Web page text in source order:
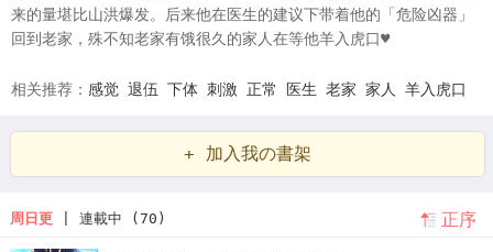
来的量堪比山洪爆发。后来他在医生的建议下带着他的「危险凶器」
回到老家，殊不知老家有饿很久的家人在等他羊入虎口♥
相关推荐： 感觉 退伍 下体 刺激 正常 医生 老家 家人 羊入虎口
+ 加入我の書架
周日更| 連載中 (70) 正序